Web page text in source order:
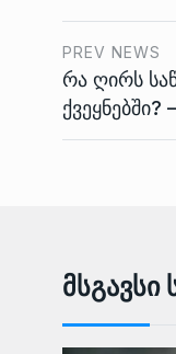
PREV NEWS
რა ღირს
ქვეყნებში?
Მსგავსი